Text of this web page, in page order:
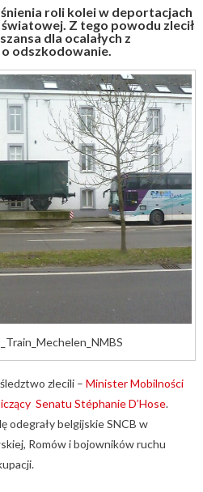
roli kolei w deportacjach
Z tego powodu zlecił
dla ocalałych z
odszkodowanie.
zlecili – Minister Mobilności
Senatu Stéphanie D’Hose.
odegrały belgijskie SNCB w
Romów i bojowników ruchu